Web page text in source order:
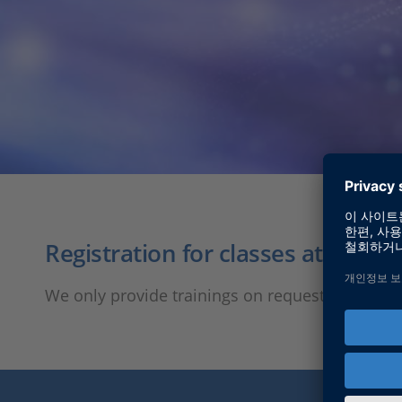
Registration for classes at
We only provide trainings on request.